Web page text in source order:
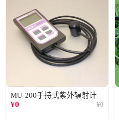
MU-200手持式紫外辐射计
¥0 ¥0